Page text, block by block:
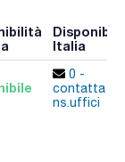
Italia
0 -
contatta i
ns.uffici